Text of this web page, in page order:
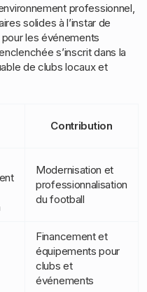
professionnel,
solides à l’instar de
pour les événements
s’inscrit dans la
de clubs locaux et
Contribution
Modernisation et
professionnalisation
du football
Financement et
équipements pour
clubs et
événements